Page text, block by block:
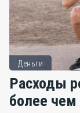
Деньги
Расходы
более чем